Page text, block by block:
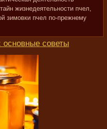
жизнедеятельности пчел,
зимовки пчел по-прежнему
основные советы